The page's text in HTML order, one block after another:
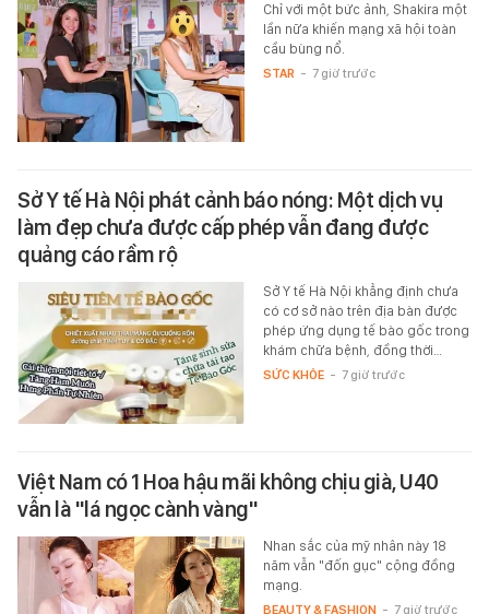
Chỉ với một bức ảnh, Shakira một
lần nữa khiến mạng xã hội toàn
cầu bùng nổ.
STAR - 7 giờ trước
Sở Y tế Hà Nội phát cảnh báo nóng: Một dịch vụ
làm đẹp chưa được cấp phép vẫn đang được
quảng cáo rầm rộ
Sở Y tế Hà Nội khẳng định chưa
có cơ sở nào trên địa bàn được
phép ứng dụng tế bào gốc trong
khám chữa bệnh, đồng thời…
SỨC KHỎE - 7 giờ trước
Việt Nam có 1 Hoa hậu mãi không chịu già, U40
vẫn là "lá ngọc cành vàng"
Nhan sắc của mỹ nhân này 18
năm vẫn "đốn gục" cộng đồng
mạng.
BEAUTY & FASHION - 7 giờ trước